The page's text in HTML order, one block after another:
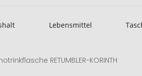
Lebensmittel
RETUMBLER-KORINTH